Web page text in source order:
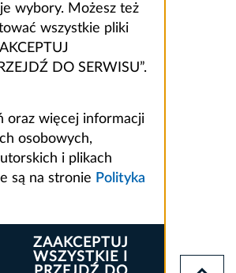
wybory. Możesz też
wszystkie pliki
DO SERWISU”.
oraz więcej informacji
osobowych,
i plikach
są na stronie Polityka
ZAAKCEPTUJ
WSZYSTKIE I